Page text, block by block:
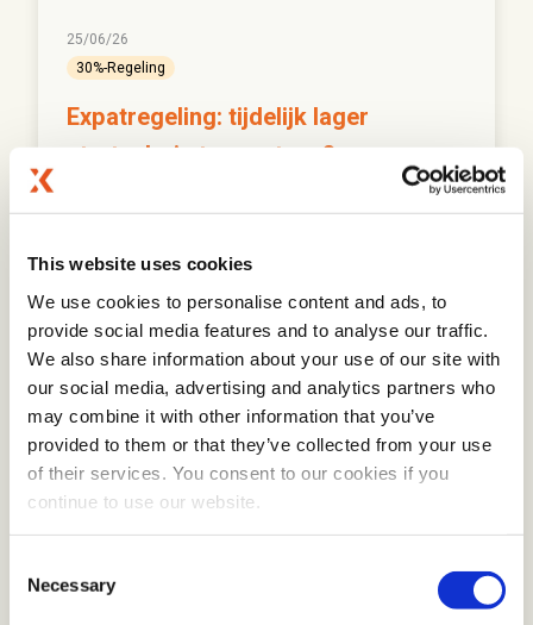
This website uses cookies
We use cookies to personalise content and ads, to
provide social media features and to analyse our traffic.
We also share information about your use of our site with
our social media, advertising and analytics partners who
may combine it with other information that you’ve
provided to them or that they’ve collected from your use
of their services. You consent to our cookies if you
continue to use our website.
Necessary
25/06/26
30%-Regeling
Expatregeling: tijdelijk lager
startsalaris toegestaan?
Een tijdelijk lager startsalaris sluit toepassing van de
Lees hier verder